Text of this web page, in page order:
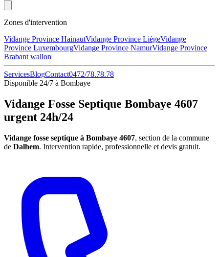
Zones d'intervention
Vidange Province HainautVidange Province LiègeVidange
Province LuxembourgVidange Province NamurVidange Province
Brabant wallon
ServicesBlogContact0472/78.78.78
Disponible 24/7 à Bombaye
Vidange Fosse Septique Bombaye 4607
urgent 24h/24
Vidange fosse septique à Bombaye 4607, section de la commune
de Dalhem. Intervention rapide, professionnelle et devis gratuit.